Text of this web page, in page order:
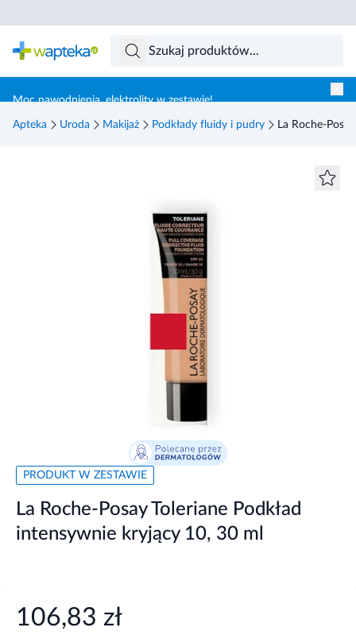
Moc nawodnienia, elektrolity w zestawie!
Apteka Uroda Makijaż Podkłady fluidy i pudry La Roche-
PRODUKT W ZESTAWIE
La Roche-Posay Toleriane Podkład
intensywnie kryjący 10, 30 ml
106,83 zł